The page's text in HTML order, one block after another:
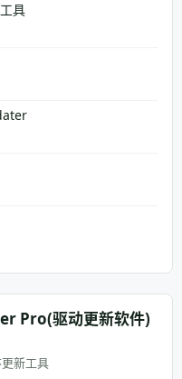
具
Pro(驱动更新软件)
新工具